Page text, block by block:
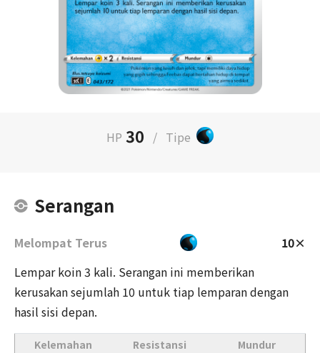
HP 30 / Tipe
Serangan
Melompat Terus
10×
Lempar koin 3 kali. Serangan ini memberikan
kerusakan sejumlah 10 untuk tiap lemparan dengan
hasil sisi depan.
Kelemahan Resistansi Mundur